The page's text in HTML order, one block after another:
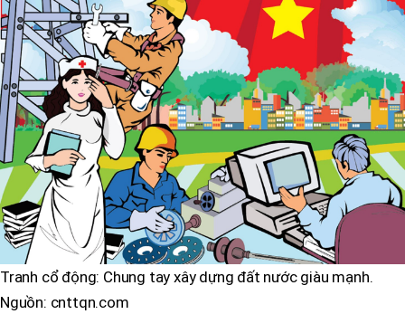
Tranh cổ động: Chung tay xây dựng đất nước giàu mạnh.
Nguồn: cnttqn.com